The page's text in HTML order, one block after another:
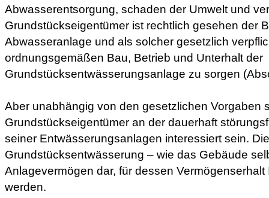
Abwasserentsorgung, schaden der Umwelt und
Grundstückseigentümer ist rechtlich gesehen der
Abwasseranlage und als solcher gesetzlich
ordnungsgemäßen Bau, Betrieb und Unterhalt der
Grundstücksentwässerungsanlage zu sorgen
Aber unabhängig von den gesetzlichen Vorgaben
Grundstückseigentümer an der dauerhaft
seiner Entwässerungsanlagen interessiert sein. Die
Grundstücksentwässerung – wie das Gebäude
Anlagevermögen dar, für dessen
werden.